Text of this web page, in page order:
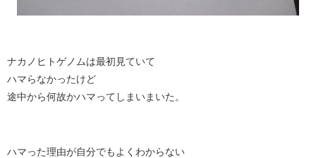
ナカノヒトゲノムは最初見ていて
ハマらなかったけど
途中から何故かハマってしまいまいた。
ハマった理由が自分でもよくわからない